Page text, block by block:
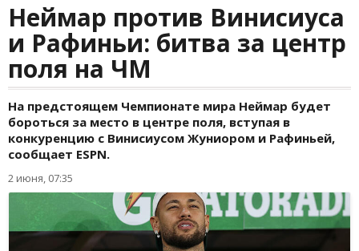
Неймар против Винисиуса
и Рафиньи: битва за центр
поля на ЧМ
На предстоящем Чемпионате мира Неймар будет
бороться за место в центре поля, вступая в
конкуренцию с Винисиусом Жуниором и Рафиньей,
сообщает ESPN.
2 июня, 07:35